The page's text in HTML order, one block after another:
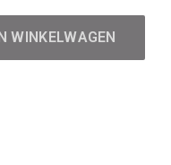
WINKELWAGEN